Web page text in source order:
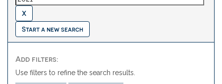
Start a new search
Add filters:
Use filters to refine the search results.